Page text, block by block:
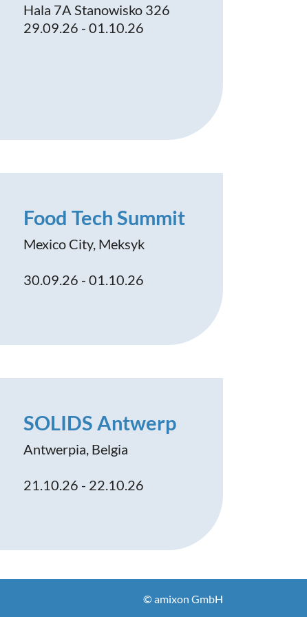
Hala 7A Stanowisko 326
29.09.26 - 01.10.26
Food Tech Summit
Mexico City, Meksyk
30.09.26 - 01.10.26
SOLIDS Antwerp
Antwerpia, Belgia
21.10.26 - 22.10.26
© amixon GmbH